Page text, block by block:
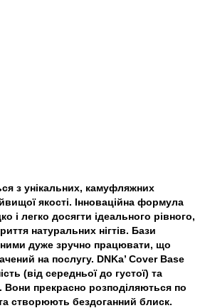
з унікальних, камуфляжних
якості. Інноваційна формула
і легко досягти ідеального рівного,
натуральних нігтів. Бази
дуже зручно працювати, що
на послугу. DNKa’ Cover Base
(від середньої до густої) та
Вони прекрасно розподіляються по
та створюють бездоганний блиск.